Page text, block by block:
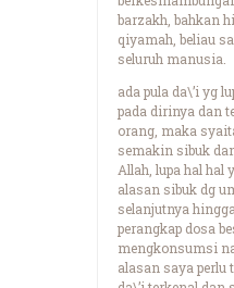
barzakh, bahkan
qiyamah, beliau
seluruh manusia.
ada pula da\’i yg
pada dirinya dan
orang, maka
semakin sibuk
Allah, lupa hal hal
alasan sibuk dg
selanjutnya
perangkap dosa
mengkonsumsi
alasan saya perlu